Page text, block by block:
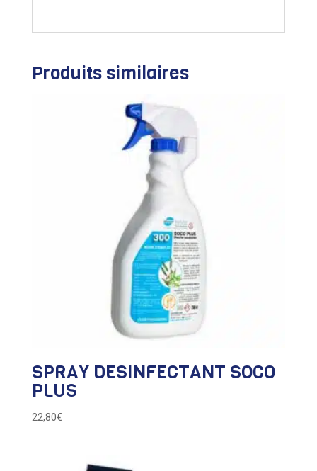
Produits similaires
SPRAY DESINFECTANT SOCO
PLUS
22,80€